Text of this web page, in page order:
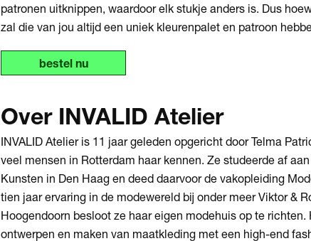
patronen uitknippen, waardoor elk stukje anders is. Dus
zal die van jou altijd een uniek kleurenpalet en patroon
bestel nu
Over INVALID Atelier
INVALID Atelier is 11 jaar geleden opgericht door Telma
veel mensen in Rotterdam haar kennen. Ze studeerde af
Kunsten in Den Haag en deed daarvoor de vakopleiding
tien jaar ervaring in de modewereld bij onder meer Viktor &
Hoogendoorn besloot ze haar eigen modehuis op te
ontwerpen en maken van maatkleding met een high-end